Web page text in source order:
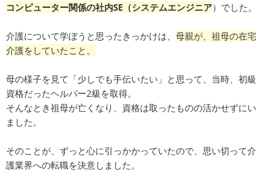
コンピューター関係の社内SE（システムエンジニア）でした。
介護について学ぼうと思ったきっかけは、 母親が、祖母の在宅
介護をしていたこと。
母の様子を見て「少しでも手伝いたい」と思って、当時、初級
資格だったヘルパー2級を取得。
そんなとき祖母が亡くなり、資格は取ったものの活かせずにい
ました。
そのことが、ずっと心に引っかかっていたので、思い切って介
護業界への転職を決意しました。